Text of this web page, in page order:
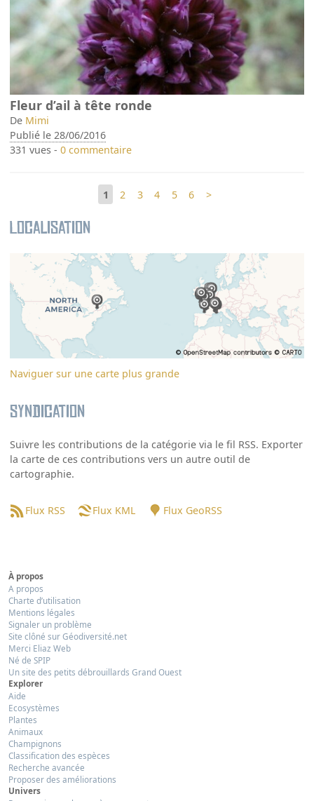
Fleur d’ail à tête ronde
De Mimi
Publié le 28/06/2016
331 vues -0 commentaire
1 2 3 4 5 6 >
Localisation
Naviguer sur une carte plus grande
Syndication
Suivre les contributions de la catégorie via le fil RSS. Exporter
la carte de ces contributions vers un autre outil de
cartographie.
Flux RSS Flux KML Flux GeoRSS
À propos
A propos
Charte d’utilisation
Mentions légales
Signaler un problème
Site clôné sur Géodiversité.net
Merci Eliaz Web
Né de SPIP
Un site des petits débrouillards Grand Ouest
Explorer
Aide
Ecosystèmes
Plantes
Animaux
Champignons
Classification des espèces
Recherche avancée
Proposer des améliorations
Univers